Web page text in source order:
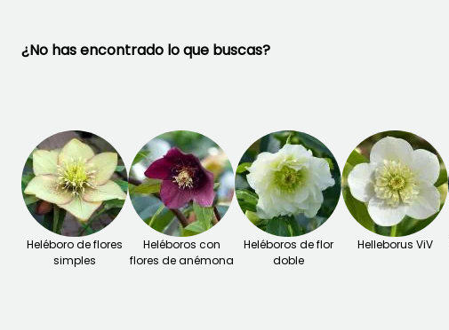
¿No has encontrado lo que buscas?
Heléboro de flores
simples
Heléboros con
flores de anémona
Heléboros de flor
doble
Helleborus ViV